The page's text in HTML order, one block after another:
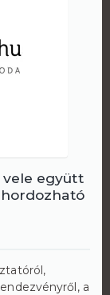
vele együtt
a